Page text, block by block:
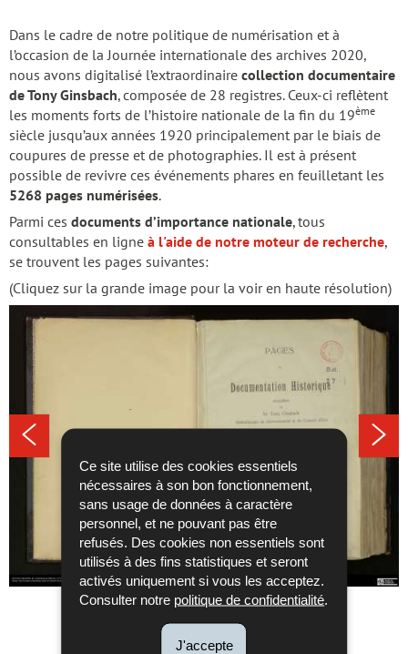
Ce site utilise des cookies essentiels
nécessaires à son bon fonctionnement,
sans usage de données à caractère
personnel, et ne pouvant pas être
refusés. Des cookies non essentiels sont
utilisés à des fins statistiques et seront
activés uniquement si vous les acceptez.
Consulter notre politique de confidentialité.
J'accepte
Dans le cadre de notre politique de numérisation et à
l’occasion de la Journée internationale des archives 2020,
nous avons digitalisé l’extraordinaire collection documentaire
de Tony Ginsbach, composée de 28 registres. Ceux-ci reflètent
les moments forts de l’histoire nationale de la fin du 19ème
siècle jusqu’aux années 1920 principalement par le biais de
coupures de presse et de photographies. Il est à présent
possible de revivre ces événements phares en feuilletant les
5268 pages numérisées.
Parmi ces documents d’importance nationale, tous
consultables en ligne à l'aide de notre moteur de recherche,
se trouvent les pages suivantes:
(Cliquez sur la grande image pour la voir en haute résolution)